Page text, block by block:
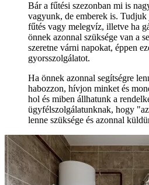
Bár a fűtési szezonban mi is
vagyunk, de emberek is.
fűtés vagy melegvíz, illetve ha
önnek azonnal szüksége van a
szeretne várni napokat, éppen
gyorsszolgálatot.
Ha önnek azonnal segítségre
habozzon, hívjon minket és
hol és miben állhatunk a
ügyfélszolgálatunknak, hogy
lenne szüksége és azonnal